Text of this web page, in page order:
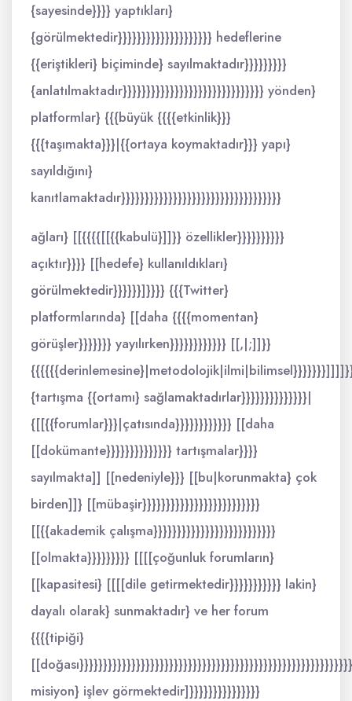
{sayesinde}}}} yaptıkları}
{görülmektedir}}}}}}}}}}}}}}}}}}}} hedeflerine
{{eriştikleri} biçiminde} sayılmaktadır}}}}}}}}}
{anlatılmaktadır}}}}}}}}}}}}}}}}}}}}}}}}}}}}}} yönden}
platformlar} {{{büyük {{{{etkinlik}}}
{{{taşımakta}}}|{{ortaya koymaktadır}}} yapı}
sayıldığını}
kanıtlamaktadır}}}}}}}}}}}}}}}}}}}}}}}}}}}}}}}}}}
ağları} [[{{{{[[{{kabulü}]]}} özellikler}}}}}}}}}}
açıktır}}}} [[hedefe} kullanıldıkları}
görülmektedir}}}}}}]}}}} {{{Twitter}
platformlarında} [[daha {{{{momentan}
görüşler}}}}}}} yayılırken}}}}}}}}}}}} [[,|;]]}}
{tartışma {{ortamı} sağlamaktadırlar}}}}}}}}}}}}}}|
{[[{{forumlar}}}|çatısında}}}}}}}}}}}} [[daha
[[dokümante}}}}}}}}}}}}}} tartışmalar}}}}
sayılmakta]] [[nedeniyle}}} [[bu|korunmakta} çok
birden]]} [[mübaşir}}}}}}}}}}}}}}}}}}}}}}}}}
[[{{akademik çalışma}}}}}}}}}}}}}}}}}}}}}}}}}}
[[olmakta}}}}}}}}} [[[[çoğunluk forumların}
[[kapasitesi} [[[[dile getirmektedir}}}}}}}}}}} lakin}
dayalı olarak} sunmaktadır} ve her forum
{{{{tipiği}
misiyon} işlev görmektedir]}}}}}}}}}}}}}}}